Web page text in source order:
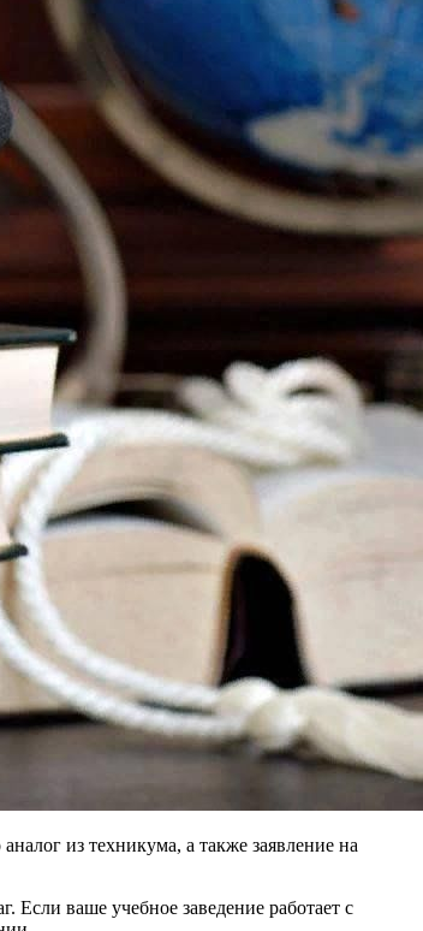
из техникума, а также заявление на
ваше учебное заведение работает с